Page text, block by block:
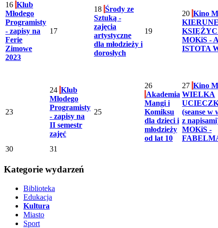
16 Klub
Młodego
Programisty
- zapisy na
Ferie
Zimowe
2023
17
18 Środy ze
Sztuką -
zajęcia
artystyczne
dla młodzieży i
dorosłych
19
20 Kino
KSIĘŻYC
MOKiS -
ISTOTA
23
24 Klub
Młodego
Programisty
- zapisy na
II semestr
zajęć
25
26
Akademia
Mangi i
Komiksu
dla dzieci i
młodzieży
od lat 10
27 Kino
WIELKA
(seanse w
z
MOKiS -
30
31
Kategorie wydarzeń
Biblioteka
Edukacja
Kultura
Miasto
Sport